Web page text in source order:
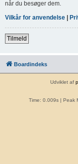
når du besøger dem.
Vilkår for anvendelse
Tilmeld
Boardindeks
Udviklet af
Time: 0.009s| Peak